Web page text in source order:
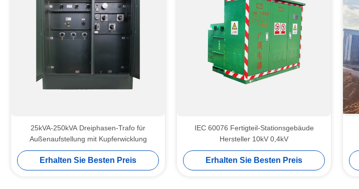
25kVA-250kVA Dreiphasen-Trafo für
Außenaufstellung mit Kupferwicklung
Erhalten Sie Besten Preis
IEC 60076 Fertigteil-Stationsgebäude
Hersteller 10kV 0,4kV
Erhalten Sie Besten Preis